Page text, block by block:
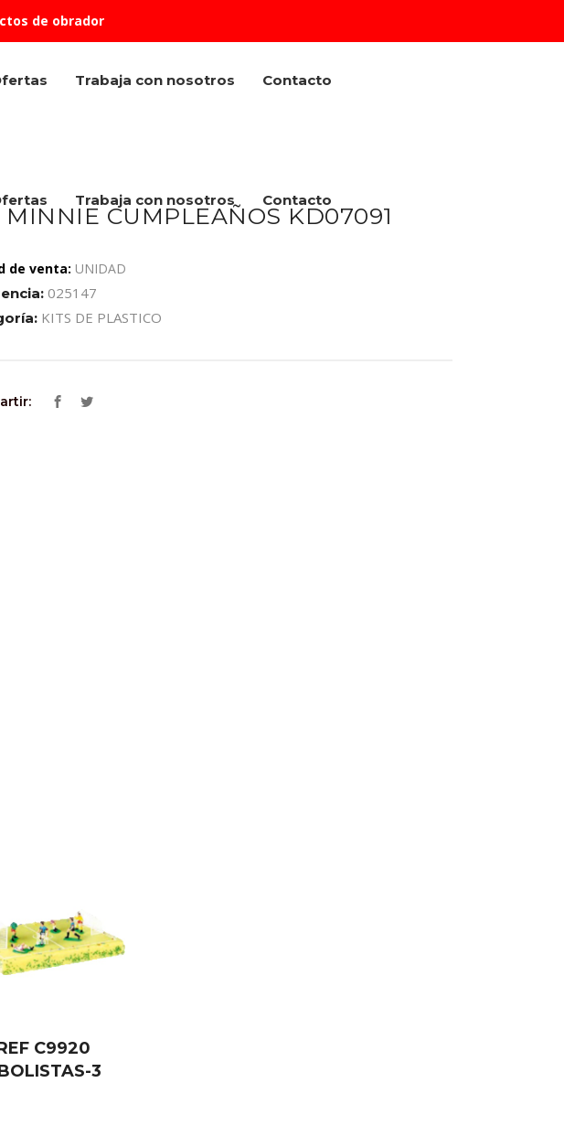
de obrador
Trabaja con nosotros Contacto
Trabaja con nosotros Contacto
MINNIE CUMPLEAÑOS KD07091
de venta: UNIDAD
025147
KITS DE PLASTICO
C9920
3